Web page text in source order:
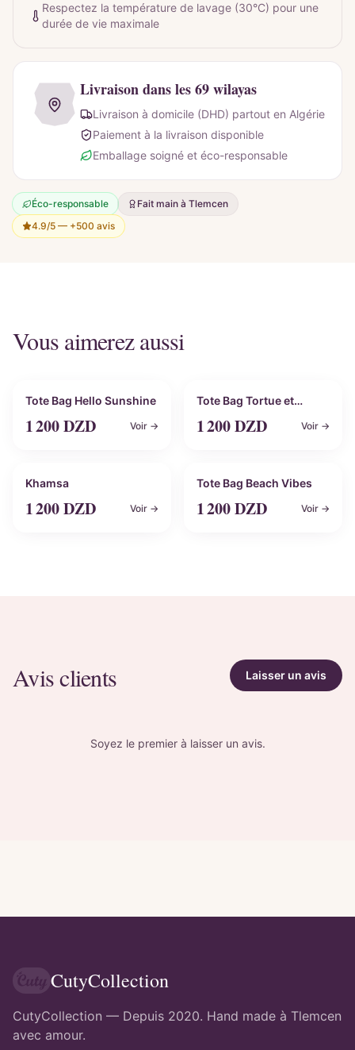
Respectez la température de lavage (30°C) pour une
durée de vie maximale
Livraison dans les 69 wilayas
Livraison à domicile (DHD) partout en Algérie
Paiement à la livraison disponible
Emballage soigné et éco-responsable
Éco-responsable
Fait main à Tlemcen
4.9/5 — +500 avis
Vous aimerez aussi
Personnalisable
Tote Bag Hello Sunshine
1 200DZD Voir →
Personnalisable
Tote Bag Tortue et
1 200DZD Voir →
Personnalisable
Khamsa
1 200DZD Voir →
Personnalisable
Tote Bag Beach Vibes
1 200DZD Voir →
Avis clients Laisser un avis
Soyez le premier à laisser un avis.
CutyCollection
CutyCollection — Depuis 2020. Hand made à Tlemcen
avec amour.